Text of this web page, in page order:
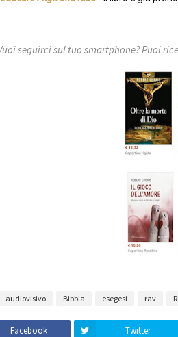
seguirci sul tuo smartphone? Puoi
audiovisivo Bibbia esegesi rav
Facebook Twitter